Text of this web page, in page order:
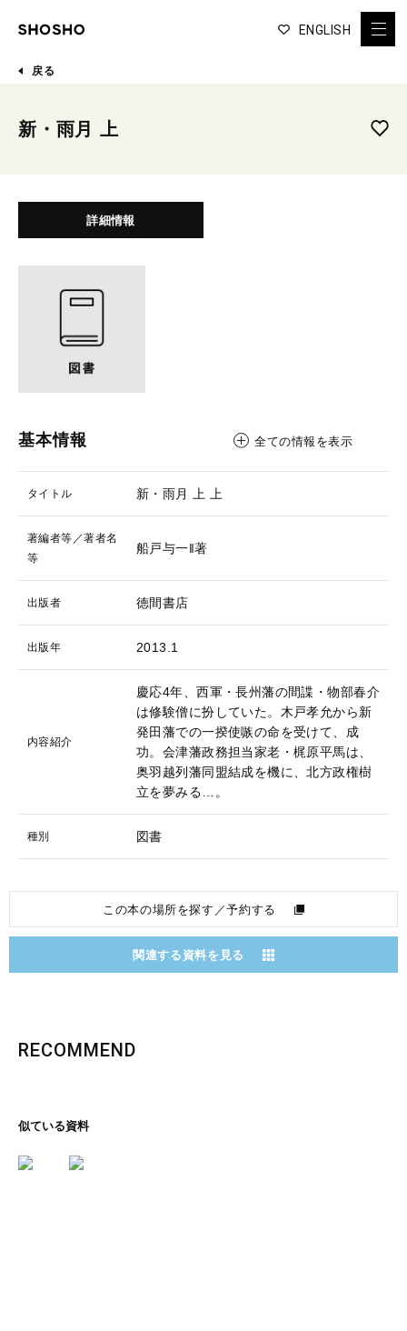
ENGLISH
戻る
新・雨月 上
詳細情報
基本情報 全ての情報を表示
タイトル 新・雨月 上 上
著編者等／著者名
等
船戸与一‖著
出版者 徳間書店
出版年 2013.1
内容紹介
慶応4年、西軍・長州藩の間諜・物部春介
は修験僧に扮していた。木戸孝允から新
発田藩での一揆使嗾の命を受けて、成
功。会津藩政務担当家老・梶原平馬は、
奥羽越列藩同盟結成を機に、北方政権樹
立を夢みる…。
種別 図書
この本の場所を探す／予約する
関連する資料を見る
RECOMMEND
似ている資料